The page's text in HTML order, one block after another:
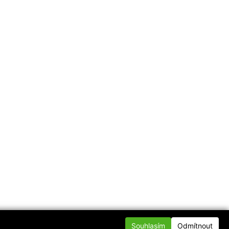
Souhlasím Odmítnout